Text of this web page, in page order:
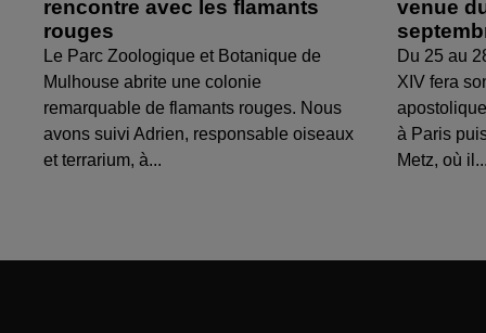
rencontre avec les flamants
rouges
Le Parc Zoologique et Botanique de
Mulhouse abrite une colonie
remarquable de flamants rouges. Nous
avons suivi Adrien, responsable oiseaux
et terrarium, à...
venue
Du 25 au
XIV fera
à Paris
Metz, où il...